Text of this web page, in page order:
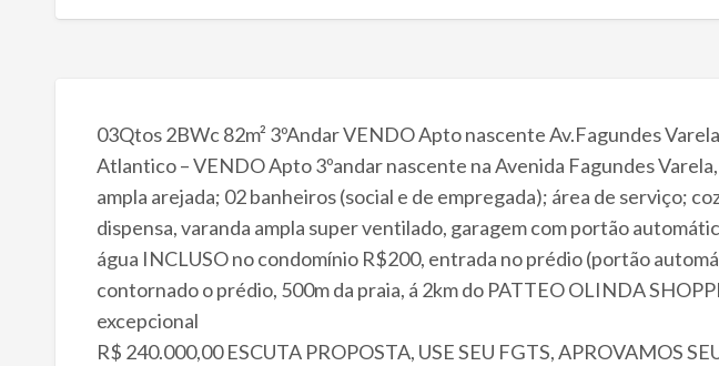
03Qtos 2BWc 82m² 3ºAndar VENDO Apto nascente Av.Fagundes
Atlantico – VENDO Apto 3ºandar nascente na Avenida Fagundes
ampla arejada; 02 banheiros (social e de empregada); área de serviço;
dispensa, varanda ampla super ventilado, garagem com portão
água INCLUSO no condomínio R$200, entrada no prédio (portão
contornado o prédio, 500m da praia, á 2km do PATTEO OLINDA
excepcional
R$ 240.000,00 ESCUTA PROPOSTA, USE SEU FGTS, APROVAMOS